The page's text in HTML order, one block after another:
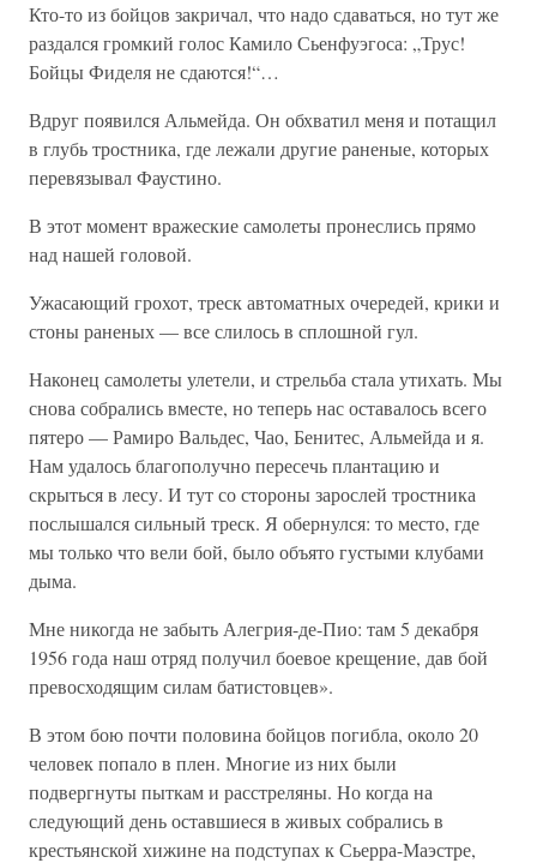
Кто-то из бойцов закричал, что надо сдаваться, но тут же
раздался громкий голос Камило Сьенфуэгоса: „Трус!
Бойцы Фиделя не сдаются!“…
Вдруг появился Альмейда. Он обхватил меня и потащил
в глубь тростника, где лежали другие раненые, которых
перевязывал Фаустино.
В этот момент вражеские самолеты пронеслись прямо
над нашей головой.
Ужасающий грохот, треск автоматных очередей, крики и
стоны раненых — все слилось в сплошной гул.
Наконец самолеты улетели, и стрельба стала утихать. Мы
снова собрались вместе, но теперь нас оставалось всего
пятеро — Рамиро Вальдес, Чао, Бенитес, Альмейда и я.
Нам удалось благополучно пересечь плантацию и
скрыться в лесу. И тут со стороны зарослей тростника
послышался сильный треск. Я обернулся: то место, где
мы только что вели бой, было объято густыми клубами
дыма.
Мне никогда не забыть Алегрия-де-Пио: там 5 декабря
1956 года наш отряд получил боевое крещение, дав бой
превосходящим силам батистовцев».
В этом бою почти половина бойцов погибла, около 20
человек попало в плен. Многие из них были
подвергнуты пыткам и расстреляны. Но когда на
следующий день оставшиеся в живых собрались в
крестьянской хижине на подступах к Сьерра-Маэстре,